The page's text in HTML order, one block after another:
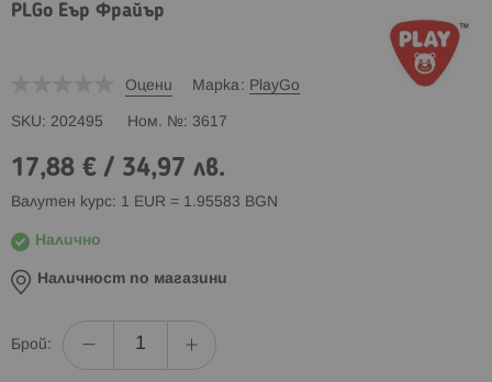
PLGo Еър Фрайър
Оцени Марка PlayGo
SKU 202495 Ном. № 3617
17,88 € / 34,97 лв.
Валутен курс: 1 EUR = 1.95583 BGN
Налично
Наличност по магазини
Брой: